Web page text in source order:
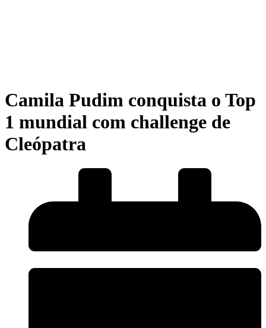
Camila Pudim conquista o Top
1 mundial com challenge de
Cleópatra